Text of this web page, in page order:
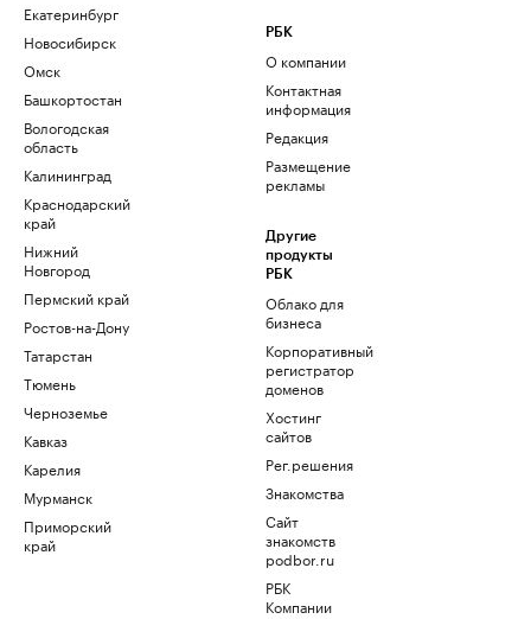
Екатеринбург
Новосибирск
Омск
Башкортостан
Вологодская
область
Калининград
Краснодарский
край
Нижний
Новгород
Пермский край
Ростов-на-Дону
Татарстан
Тюмень
Черноземье
Кавказ
Карелия
Мурманск
Приморский
край
РБК
О компании
Контактная
информация
Редакция
Размещение
рекламы
Другие
продукты
РБК
Облако для
бизнеса
Корпоративный
регистратор
доменов
Хостинг
сайтов
Рег.решения
Знакомства
Сайт
знакомств
podbor.ru
РБК
Компании